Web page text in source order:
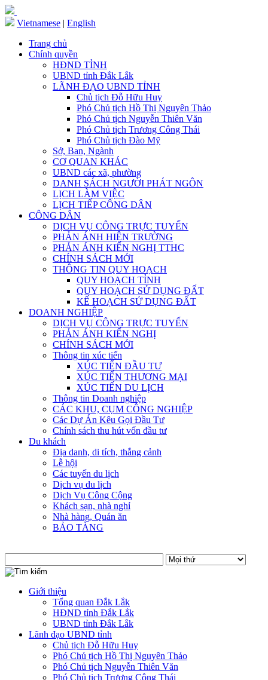
Vietnamese | English
Trang chủ
Chính quyền
HĐND TỈNH
UBND tỉnh Đắk Lắk
LÃNH ĐẠO UBND TỈNH
Chủ tịch Đỗ Hữu Huy
Phó Chủ tịch Hồ Thị Nguyên Thảo
Phó Chủ tịch Nguyễn Thiên Văn
Phó Chủ tịch Trương Công Thái
Phó Chủ tịch Đào Mỹ
Sở, Ban, Ngành
CƠ QUAN KHÁC
UBND các xã, phường
DANH SÁCH NGƯỜI PHÁT NGÔN
LỊCH LÀM VIỆC
LỊCH TIẾP CÔNG DÂN
CÔNG DÂN
DỊCH VỤ CÔNG TRỰC TUYẾN
PHẢN ÁNH HIỆN TRƯỜNG
PHẢN ÁNH KIẾN NGHỊ TTHC
CHÍNH SÁCH MỚI
THÔNG TIN QUY HOẠCH
QUY HOẠCH TỈNH
QUY HOẠCH SỬ DỤNG ĐẤT
KẾ HOẠCH SỬ DỤNG ĐẤT
DOANH NGHIỆP
DỊCH VỤ CÔNG TRỰC TUYẾN
PHẢN ÁNH KIẾN NGHỊ
CHÍNH SÁCH MỚI
Thông tin xúc tiến
XÚC TIẾN ĐẦU TƯ
XÚC TIẾN THƯƠNG MẠI
XÚC TIẾN DU LỊCH
Thông tin Doanh nghiệp
CÁC KHU, CỤM CÔNG NGHIỆP
Các Dự Án Kêu Gọi Đầu Tư
Chính sách thu hút vốn đầu tư
Du khách
Địa danh, di tích, thắng cảnh
Lễ hội
Các tuyến du lịch
Dịch vụ du lịch
Dịch Vụ Công Cộng
Khách sạn, nhà nghỉ
Nhà hàng, Quán ăn
BẢO TÀNG
Giới thiệu
Tổng quan Đắk Lắk
HĐND tỉnh Đắk Lắk
UBND tỉnh Đắk Lắk
Lãnh đạo UBND tỉnh
Chủ tịch Đỗ Hữu Huy
Phó Chủ tịch Hồ Thị Nguyên Thảo
Phó Chủ tịch Nguyễn Thiên Văn
Phó Chủ tịch Trương Công Thái